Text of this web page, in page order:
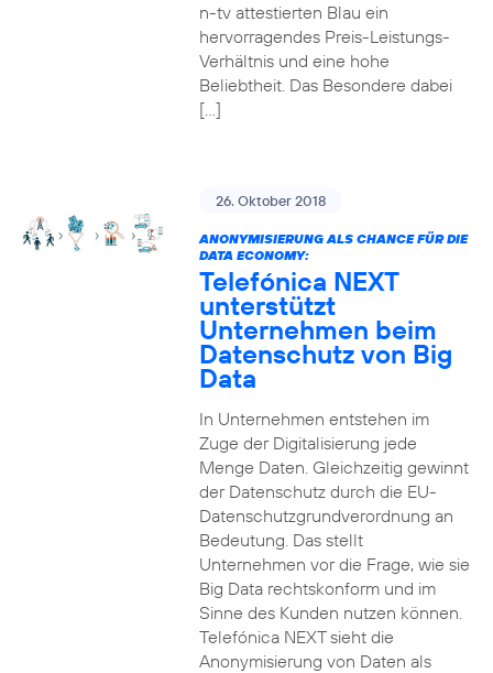
n-tv attestierten Blau ein
hervorragendes Preis-Leistungs-
Verhältnis und eine hohe
Beliebtheit. Das Besondere dabei
[…]
26. Oktober 2018
ANONYMISIERUNG ALS CHANCE FÜR DIE
DATA ECONOMY:
Telefónica NEXT
unterstützt
Unternehmen beim
Datenschutz von Big
Data
In Unternehmen entstehen im
Zuge der Digitalisierung jede
Menge Daten. Gleichzeitig gewinnt
der Datenschutz durch die EU-
Datenschutzgrundverordnung an
Bedeutung. Das stellt
Unternehmen vor die Frage, wie sie
Big Data rechtskonform und im
Sinne des Kunden nutzen können.
Telefónica NEXT sieht die
Anonymisierung von Daten als